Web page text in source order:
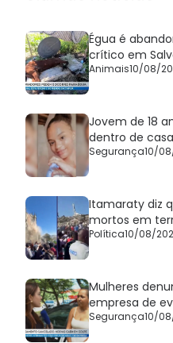
Égua é
crítico em
Animais10/08/
Jovem de 18
dentro de
Segurança10/
Itamaraty diz
mortos em
Política10/08/
Mulheres
empresa de
Segurança10/